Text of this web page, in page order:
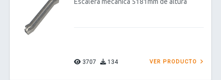
3707 134 VER PRODUCTO